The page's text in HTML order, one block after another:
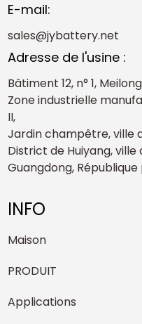
E-mail:
sales@jybattery.net
Adresse de l'usine :
Bâtiment 12, n° 1,
Zone industrielle
II,
Jardin champêtre, ville
District de Huiyang, ville
Guangdong,
INFO
Maison
PRODUIT
Applications